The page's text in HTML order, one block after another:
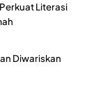
Literasi
Diwariskan